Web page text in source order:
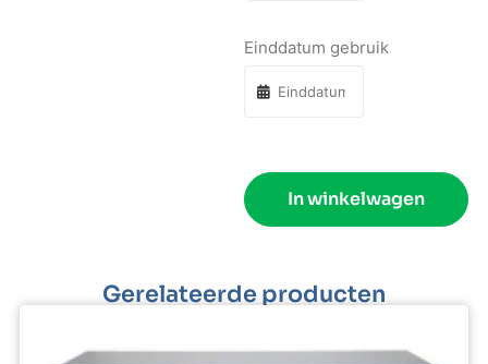
Einddatum gebruik
In winkelwagen
Gerelateerde producten